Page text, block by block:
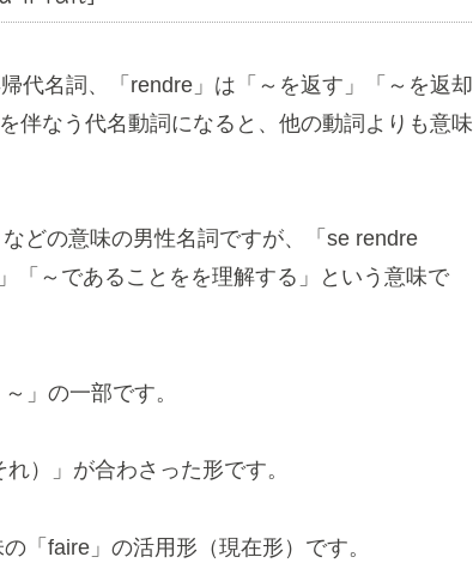
代名詞、「rendre」は「～を返す」「～を返却
伴なう代名動詞になると、他の動詞よりも意味
どの意味の男性名詞ですが、「se rendre
「～であることをを理解する」という意味で
」の一部です。
れ）」が合わさった形です。
「faire」の活用形（現在形）です。